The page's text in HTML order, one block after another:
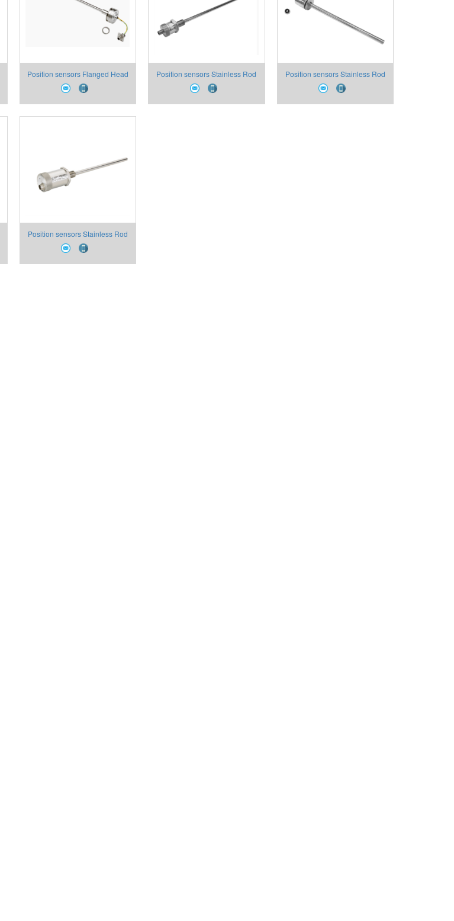
Position sensors Flanged Head
Mobile Hydraulic Analogue
Outputs RK5
Position sensors Stainless Rod
Flanged Head Compact
Dimension Analogue Outputs
Position sensors Stainless Rod
Flanged Head Compact
Dimension Analogue Outputs
Position sensors Stainless Rod
Threat Flange Can Open Digital
Output- IK4-C